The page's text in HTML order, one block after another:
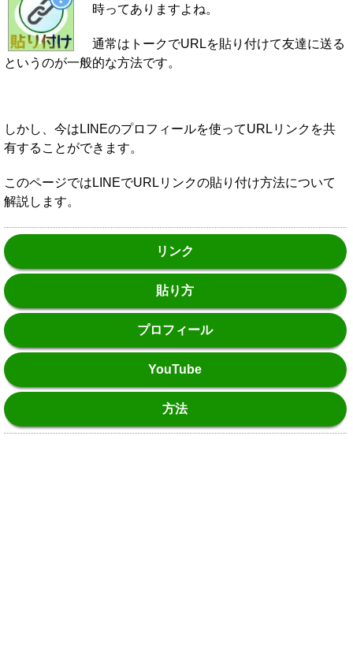
時ってありますよね。
通常はトークでURLを貼り付けて友達に送る
というのが一般的な方法です。
しかし、今はLINEのプロフィールを使ってURLリンクを共
有することができます。
このページではLINEでURLリンクの貼り付け方法について
解説します。
リンク
貼り方
プロフィール
YouTube
方法